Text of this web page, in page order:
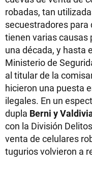
robadas, tan
secuestradores para
tienen varias causas
una década, y hasta
Ministerio de
al titular de la
hicieron una puesta
ilegales. En un
dupla Berni y
con la División
venta de celulares
tugurios volvieron a